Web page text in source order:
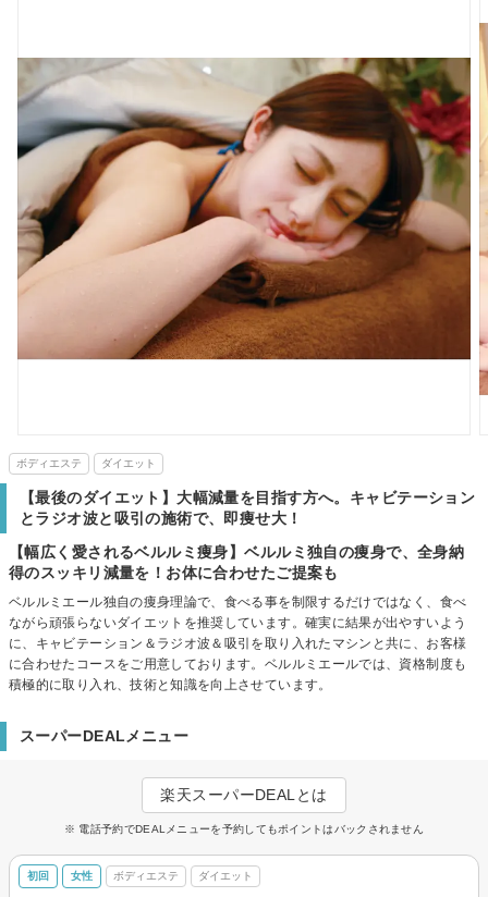
ボディエステ ダイエット
【最後のダイエット】大幅減量を目指す方へ。キャビテーション
とラジオ波と吸引の施術で、即痩せ大！
【幅広く愛されるベルルミ痩身】ベルルミ独自の痩身で、全身納
得のスッキリ減量を！お体に合わせたご提案も
ベルルミエール独自の痩身理論で、食べる事を制限するだけではなく、食べ
ながら頑張らないダイエットを推奨しています。確実に結果が出やすいよう
に、キャビテーション＆ラジオ波＆吸引を取り入れたマシンと共に、お客様
に合わせたコースをご用意しております。ベルルミエールでは、資格制度も
積極的に取り入れ、技術と知識を向上させています。
スーパーDEALメニュー
楽天スーパーDEALとは
※ 電話予約でDEALメニューを予約してもポイントはバックされません
初回 女性 ボディエステ ダイエット